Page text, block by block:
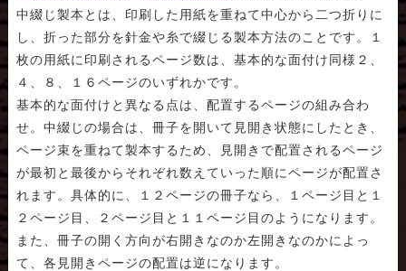
中綴じ製本とは、印刷した用紙を重ねて中心から二つ折りに
し、折った部分を針金や糸で綴じる製本方法のことです。１
枚の用紙に印刷されるページ数は、基本的な面付け同様２、
４、８、１６ページのいずれかです。
基本的な面付けと異なる点は、配置するページの組み合わ
せ。中綴じの場合は、冊子を開いて見開き状態にしたとき、
ページ束を重ねて製本するため、見開きで配置されるページ
が最初と最後からそれぞれ数えていった順にページが配置さ
れます。具体的に、１２ページの冊子なら、１ページ目と１
２ページ目、２ページ目と１１ページ目のようになります。
また、冊子の開く方向が右開きなのか左開きなのかによっ
て、各見開きページの配置は逆になります。